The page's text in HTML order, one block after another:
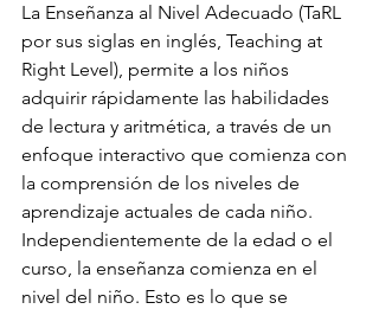
La Enseñanza al Nivel Adecuado (TaRL
por sus siglas en inglés, Teaching at
Right Level), permite a los niños
adquirir rápidamente las habilidades
de lectura y aritmética, a través de un
enfoque interactivo que comienza con
la comprensión de los niveles de
aprendizaje actuales de cada niño.
Independientemente de la edad o el
curso, la enseñanza comienza en el
nivel del niño. Esto es lo que se